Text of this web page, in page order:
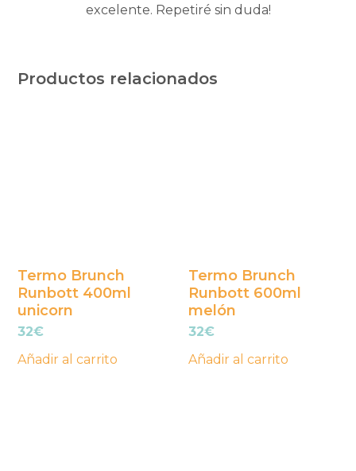
excelente. Repetiré sin duda!
Productos relacionados
Termo Brunch
Runbott 400ml
unicorn
32€
Añadir al carrito
Termo Brunch
Runbott 600ml
melón
32€
Añadir al carrito